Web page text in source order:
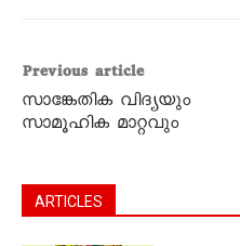
Previous article
സാങ്കേതിക വിദ്യയും
സാമൂഹിക മാറ്റവും
ARTICLES